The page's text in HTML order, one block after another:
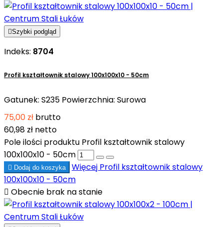
Szybki podgląd
Indeks: 8704
Profil kształtownik stalowy 100x100x10 - 50cm
Gatunek: S235 Powierzchnia: Surowa
75,00 zł brutto
60,98 zł netto
Pole ilości produktu Profil kształtownik stalowy
100x100x10 - 50cm
 Dodaj do koszyka Więcej Profil kształtownik stalowy
100x100x10 - 50cm
 Obecnie brak na stanie